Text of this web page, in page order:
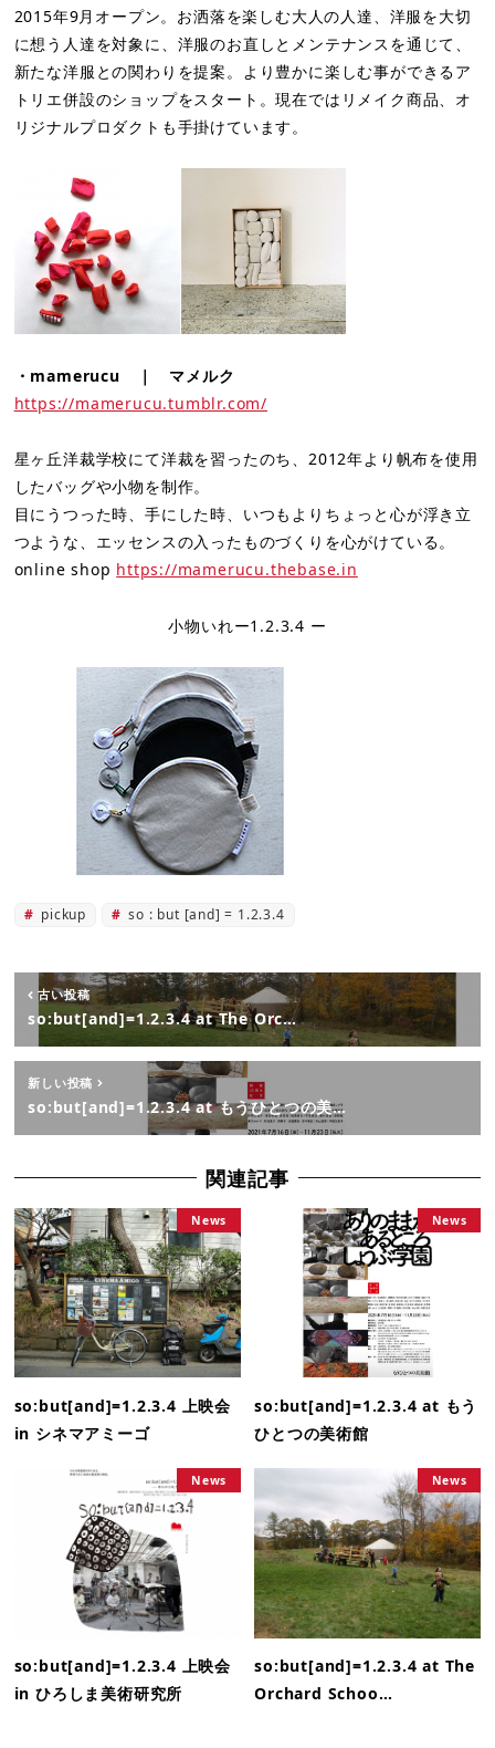
2015年9月オープン。お洒落を楽しむ大人の人達、洋服を大切
に想う人達を対象に、洋服のお直しとメンテナンスを通じて、
新たな洋服との関わりを提案。より豊かに楽しむ事ができるア
トリエ併設のショップをスタート。現在ではリメイク商品、オ
リジナルプロダクトも手掛けています。
・mamerucu ｜ マメルク
https://mamerucu.tumblr.com/
星ヶ丘洋裁学校にて洋裁を習ったのち、2012年より帆布を使用
したバッグや小物を制作。
目にうつった時、手にした時、いつもよりちょっと心が浮き立
つような、エッセンスの入ったものづくりを心がけている。
online shop https://mamerucu.thebase.in
小物いれー1.2.3.4 ー
pickup so : but [and] = 1.2.3.4
古い投稿
so:but[and]=1.2.3.4 at The Orc…
新しい投稿
so:but[and]=1.2.3.4 at もうひとつの美…
関連記事
News
so:but[and]=1.2.3.4 上映会
in シネマアミーゴ
News
so:but[and]=1.2.3.4 at もう
ひとつの美術館
News
so:but[and]=1.2.3.4 上映会
in ひろしま美術研究所
News
so:but[and]=1.2.3.4 at The
Orchard Schoo…